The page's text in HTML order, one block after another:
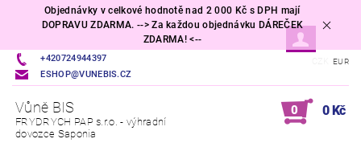
Objednávky v celkové hodnotě nad 2 000 Kč s DPH mají
DOPRAVU ZDARMA. --> Za každou objednávku DÁREČEK
ZDARMA! <--
+420724944397
ESHOP@VUNEBIS.CZ
EUR
Vůně BIS
FRYDRYCH PAP s.r.o. - výhradní
dovozce Saponia
0 0 Kč